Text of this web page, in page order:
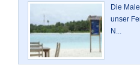
Die
unser
N...